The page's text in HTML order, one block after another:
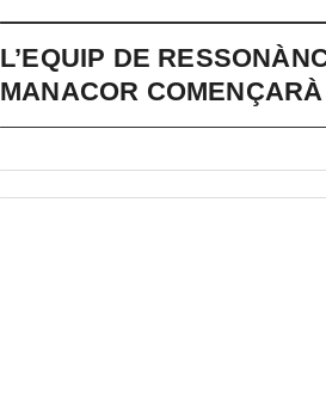
L’EQUIP DE
MANACOR